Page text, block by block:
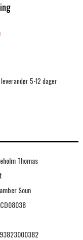
5-12 dager
Thomas
Soun